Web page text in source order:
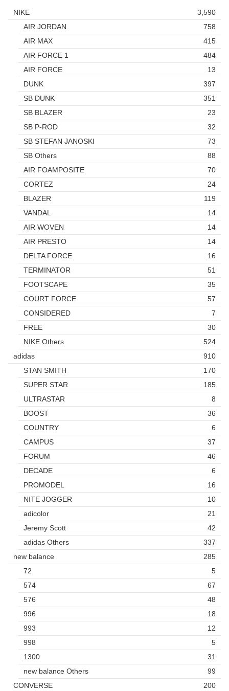
NIKE
3,590
AIR JORDAN
758
AIR MAX
415
AIR FORCE 1
484
AIR FORCE
13
DUNK
397
SB DUNK
351
SB BLAZER
23
SB P-ROD
32
SB STEFAN JANOSKI
73
SB Others
88
AIR FOAMPOSITE
70
CORTEZ
24
BLAZER
119
VANDAL
14
AIR WOVEN
14
AIR PRESTO
14
DELTA FORCE
16
TERMINATOR
51
FOOTSCAPE
35
COURT FORCE
57
CONSIDERED
7
FREE
30
NIKE Others
524
adidas
910
STAN SMITH
170
SUPER STAR
185
ULTRASTAR
8
BOOST
36
COUNTRY
6
CAMPUS
37
FORUM
46
DECADE
6
PROMODEL
16
NITE JOGGER
10
adicolor
21
Jeremy Scott
42
adidas Others
337
new balance
285
72
5
574
67
576
48
996
18
993
12
998
5
1300
31
new balance Others
99
CONVERSE
200